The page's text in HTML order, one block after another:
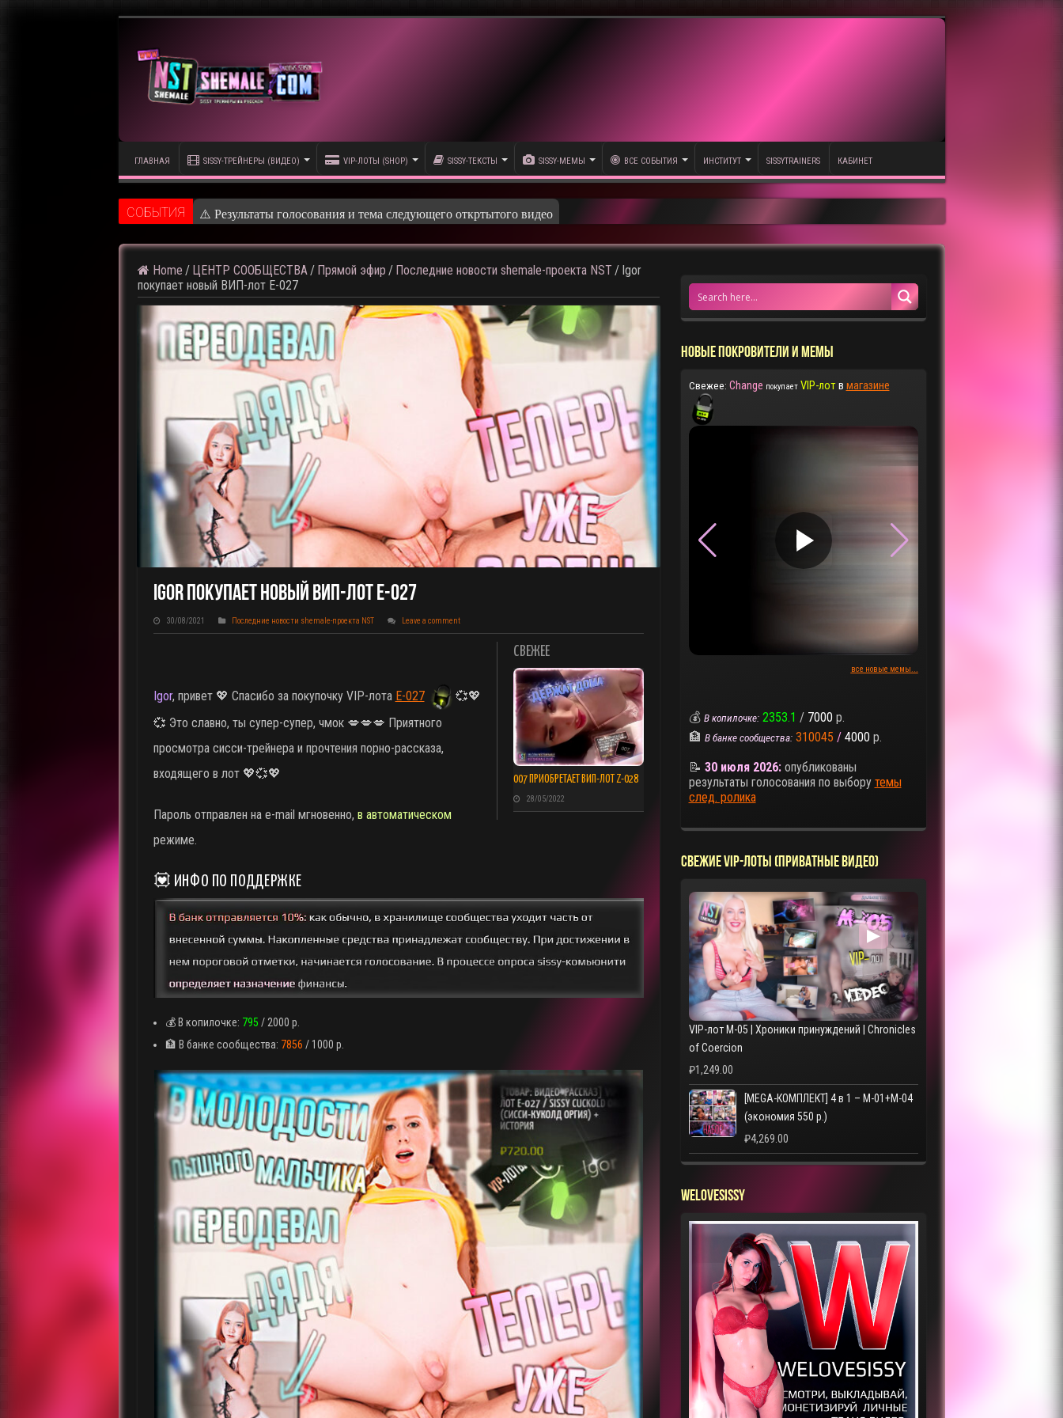
ГЛАВНАЯ SISSY-ТРЕЙНЕРЫ (ВИДЕО) VIP-ЛОТЫ (SHOP) SISSY-ТЕКСТЫ SISSY-МЕМЫ ВСЕ СОБЫТИЯ ИНСТИТУТ SISSYTRAINERS КАБИНЕТ
CОБЫТИЯ ⚠️ Кадры из
Home / ЦЕНТР СООБЩЕСТВА / Прямой эфир / Последние новости shemale-проекта NST / Igor
покупает новый ВИП-лот E-027
Igor Покупает Новый ВИП-Лот E-027
30/08/2021 Последние новости shemale-проекта NST Leave a comment
СВЕЖЕЕ
007 ПРИОБРЕТАЕТ ВИП-ЛОТ Z-028
28/05/2022
Igor, привет 💖 Спасибо за покупочку VIP-лота E-027
💞💖
💞 Это славно, ты супер-супер, чмок 💋💋💋 Приятного
просмотра сисси-трейнера и прочтения порно-рассказа,
входящего в лот 💖💞💖
Пароль отправлен на e-mail мгновенно, в автоматическом
режиме.
💟 ИНФО ПО ПОДДЕРЖКЕ
💰 В копилочке: 795 / 2000 р.
🏦 В банке сообщества: 7856 / 1000 р.
НОВЫЕ ПОКРОВИТЕЛИ И МЕМЫ
Свежее: Change покупает VIP-лотв магазине
▶
все новые мемы...
💰 В копилочке: 2353.1 / 7000 р.
🏦 В банке сообщества: 310045 / 4000 р.
📝 30 июля 2026:опубликованы
результаты голосования по выбору темы
след. ролика
СВЕЖИЕ VIP-ЛОТЫ (ПРИВАТНЫЕ ВИДЕО)
▶
VIP-лот M-05 | Хроники принуждений | Chronicles
of Coercion
₽1,249.00
[MEGA-КОМПЛЕКТ] 4 в 1 – M-01+M-04
(экономия 550 р.)
₽4,269.00
WELOVESISSY